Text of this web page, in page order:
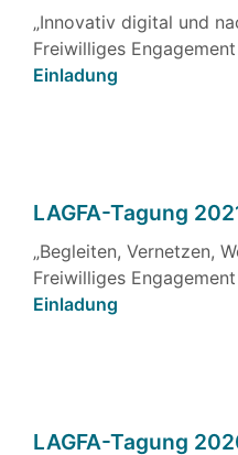
„Innovativ digital und
Freiwilliges
Einladung
LAGFA-Tagung
„Begleiten, Vernetzen,
Freiwilliges
Einladung
LAGFA-Tagung